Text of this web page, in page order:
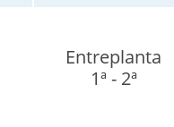
Entreplanta
1ª - 2ª